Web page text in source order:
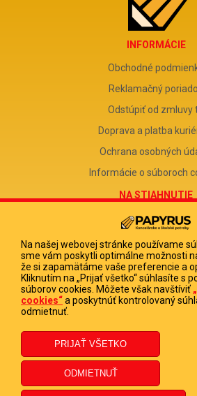
INFORMÁCIE
Obchodné
Reklamačný
Odstúpiť od zmluvy
Doprava a platba
Ochrana osobných
Informácie o súboroch
NA STIAHNUTIE
Reklamačný
Odstúpenie od
Poučenie o odstúpení od
FIRMA
PAPYRUS POPRAD,
DIČ 2020513880
IČ DPH
Na našej webovej stránke používame
sme vám poskytli optimálne možnosti
že si zapamätáme vaše preferencie a
Kliknutím na „Prijať všetko“ súhlasíte s
súborov cookies. Môžete však navštíviť
cookies“a poskytnúť kontrolovaný
odmietnuť.